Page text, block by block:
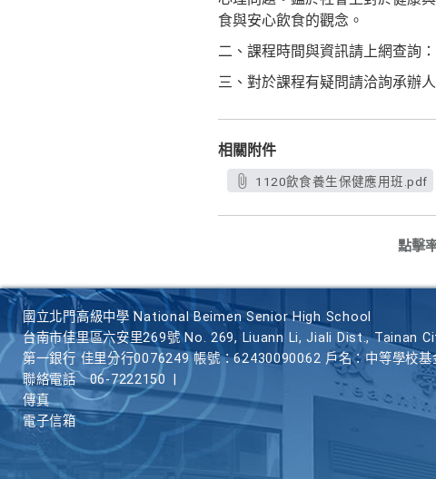
食與安心飲食的觀念。
二、課程時間與資訊請上網查詢
三、對於課程有疑問請洽詢承辦
相關附件
1120飲食養生保健應用班.pdf
點擊
國立北門高級中學 National Beimen Senior High School
台南市佳里區六安里269號 No. 269, Liuann Li, Jiali Dist., Tainan
第一銀行 佳里分行0076249 帳號：62430090062 戶名：中等學校
聯絡電話
06-7222150
傳真
電子信箱